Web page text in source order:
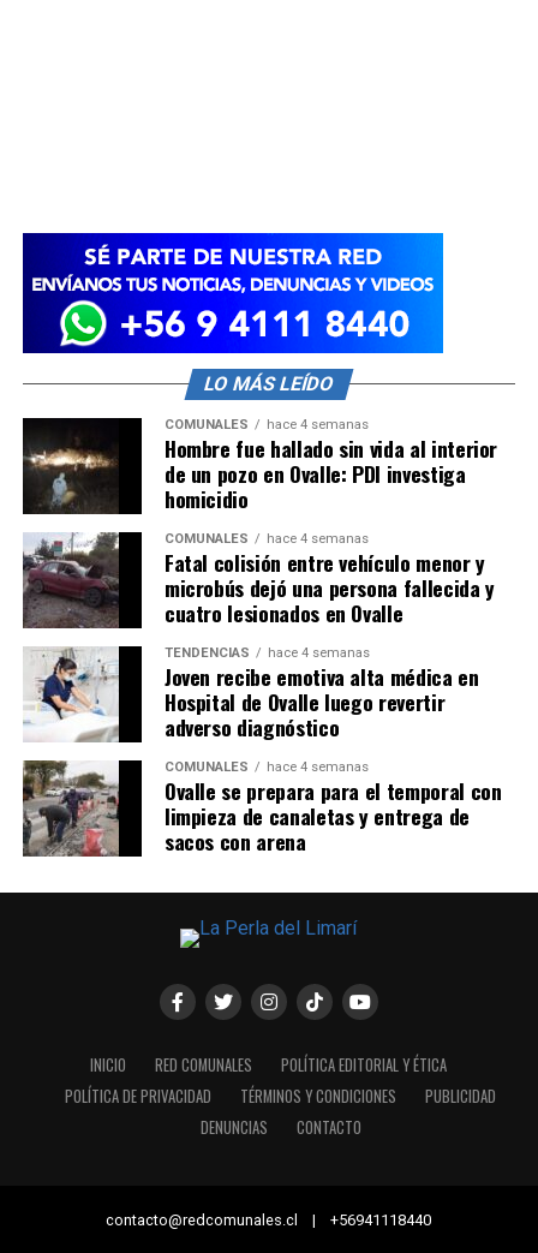
LO MÁS LEÍDO
COMUNALES hace 4 semanas
Hombre fue hallado sin vida al interior
de un pozo en Ovalle: PDI investiga
homicidio
COMUNALES hace 4 semanas
Fatal colisión entre vehículo menor y
microbús dejó una persona fallecida y
cuatro lesionados en Ovalle
TENDENCIAS hace 4 semanas
Joven recibe emotiva alta médica en
Hospital de Ovalle luego revertir
adverso diagnóstico
COMUNALES hace 4 semanas
Ovalle se prepara para el temporal con
limpieza de canaletas y entrega de
sacos con arena
INICIO RED COMUNALES
POLÍTICA EDITORIAL Y ÉTICA
POLÍTICA DE PRIVACIDAD
TÉRMINOS Y CONDICIONES
PUBLICIDAD
DENUNCIAS
CONTACTO
contacto@redcomunales.cl | +56941118440